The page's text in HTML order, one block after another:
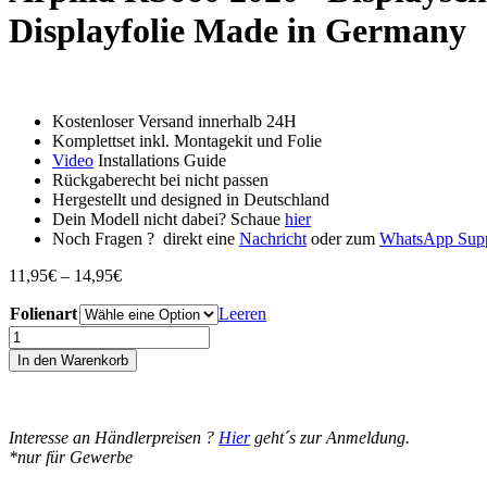
Displayfolie Made in Germany
Kostenloser Versand innerhalb 24H
Komplettset inkl. Montagekit und Folie
Video Installations Guide
Rückgaberecht bei nicht passen
Hergestellt und designed in Deutschland
Dein Modell nicht dabei? Schaue hier
Noch Fragen ? direkt eine Nachricht oder zum WhatsApp
11,95€ – 14,95€Preisspanne:
bis
14,95€
Folienart
Leeren
Arpilia
RS660
2020+
Moto
Screenies
Tachoschutzfolie
In den Warenkorb
Interesse an Händlerpreisen ? Hiergeht´s zur Anmeldung.
*nur für Gewerbe